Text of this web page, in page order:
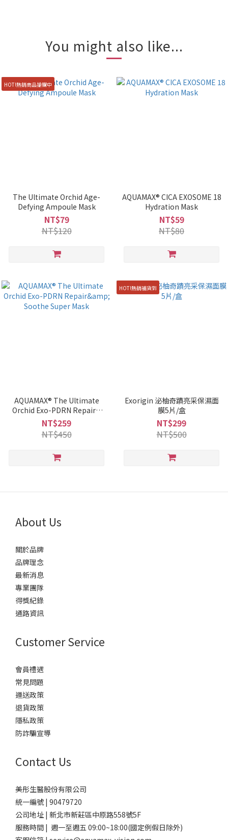
You might also like...
HOT!熱銷商品搶購中
The Ultimate Orchid Age-
Defying Ampoule Mask
NT$79
NT$120
AQUAMAX® CICA EXOSOME 18
Hydration Mask
NT$59
NT$80
AQUAMAX® The Ultimate
Orchid Exo-PDRN Repair&
Soothe Super Mask
NT$259
NT$450
HOT!熱銷補貨到
Exorigin 泌柚奇蹟亮采保濕面
膜5片/盒
NT$299
NT$500
About Us
關於品牌
品牌理念
最新消息
專業團隊
得獎紀錄
通路資訊
Customer Service
會員禮遇
常見問題
運送政策
退貨政策
隱私政策
防詐騙宣導
Contact Us
美彤生醫股份有限公司
統一編號 | 90479720
公司地址 | 新北市新莊區中原路558號5F
服務時間 | 週一至週五 09:00~18:00(國定例假日除外)